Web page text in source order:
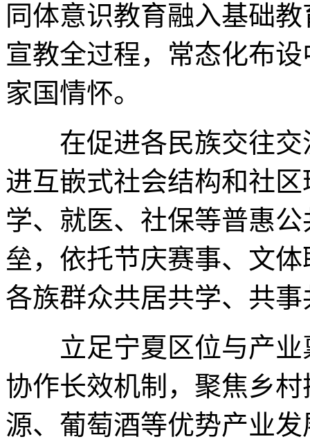
同体意识教育融入基础
宣教全过程，常态化布
家国情怀。
在促进各民族交往交
进互嵌式社会结构和社
学、就医、社保等普惠
垒，依托节庆赛事、文
各族群众共居共学、共事
立足宁夏区位与产业
协作长效机制，聚焦乡
源、葡萄酒等优势产业